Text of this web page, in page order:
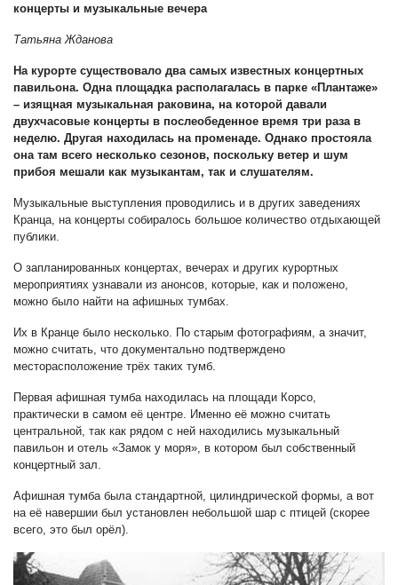
концерты и музыкальные вечера
Татьяна Жданова
На курорте существовало два самых известных концертных
павильона. Одна площадка располагалась в парке «Плантаже»
– изящная музыкальная раковина, на которой давали
двухчасовые концерты в послеобеденное время три раза в
неделю. Другая находилась на променаде. Однако простояла
она там всего несколько сезонов, поскольку ветер и шум
прибоя мешали как музыкантам, так и слушателям.
Музыкальные выступления проводились и в других заведениях
Кранца, на концерты собиралось большое количество отдыхающей
публики.
О запланированных концертах, вечерах и других курортных
мероприятиях узнавали из анонсов, которые, как и положено,
можно было найти на афишных тумбах.
Их в Кранце было несколько. По старым фотографиям, а значит,
можно считать, что документально подтверждено
месторасположение трёх таких тумб.
Первая афишная тумба находилась на площади Корсо,
практически в самом её центре. Именно её можно считать
центральной, так как рядом с ней находились музыкальный
павильон и отель «Замок у моря», в котором был собственный
концертный зал.
Афишная тумба была стандартной, цилиндрической формы, а вот
на её навершии был установлен небольшой шар с птицей (скорее
всего, это был орёл).